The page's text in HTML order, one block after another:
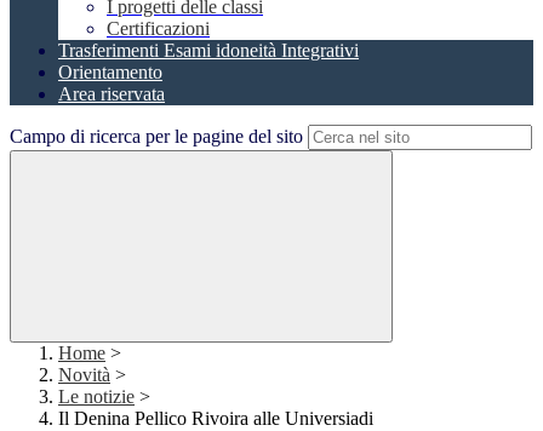
I progetti delle classi
Certificazioni
Trasferimenti Esami idoneità Integrativi
Orientamento
Area riservata
Campo di ricerca per le pagine del sito
Home >
Novità >
Le notizie >
Il Denina Pellico Rivoira alle Universiadi